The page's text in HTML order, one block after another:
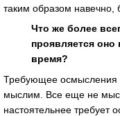
таким образом
Что же более
проявляется
время?
Требующее осмысления
мыслим. Все еще не
настоятельнее требует